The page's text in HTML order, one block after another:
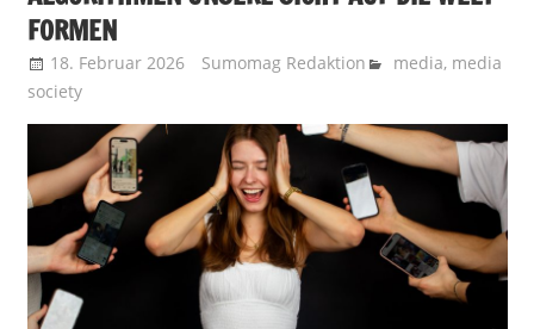
FORMEN
18. Februar 2026 Sumomag Redaktion media, media
society